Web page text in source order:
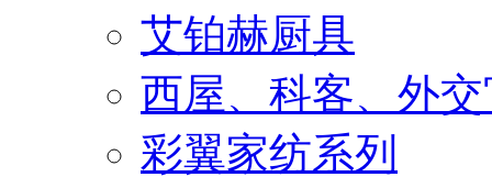
艾铂赫厨具
西屋、科客、外
彩翼家纺系列